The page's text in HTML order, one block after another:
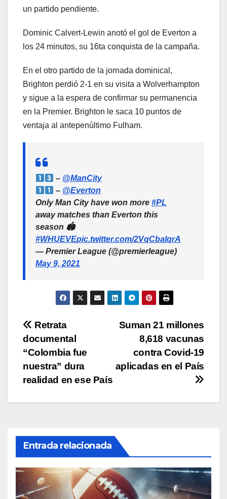
un partido pendiente.
Dominic Calvert-Lewin anotó el gol de Everton a
los 24 minutos, su 16ta conquista de la campaña.
En el otro partido de la jornada dominical,
Brighton perdió 2-1 en su visita a Wolverhampton
y sigue a la espera de confirmar su permanencia
en la Premier. Brighton le saca 10 puntos de
ventaja al antepenúltimo Fulham.
– @ManCity
– @Everton
Only Man City have won more #PL
away matches than Everton this
season 🏟
#WHUEVEpic.twitter.com/2VqCbaIqrA
— Premier League (@premierleague)
May 9, 2021
Navegación
de
entradas
Suman 21 millones
8,618 vacunas
contra Covid-19
aplicadas en el País
Retrata
documental
“Colombia fue
nuestra” dura
realidad en ese País
Entrada relacionada